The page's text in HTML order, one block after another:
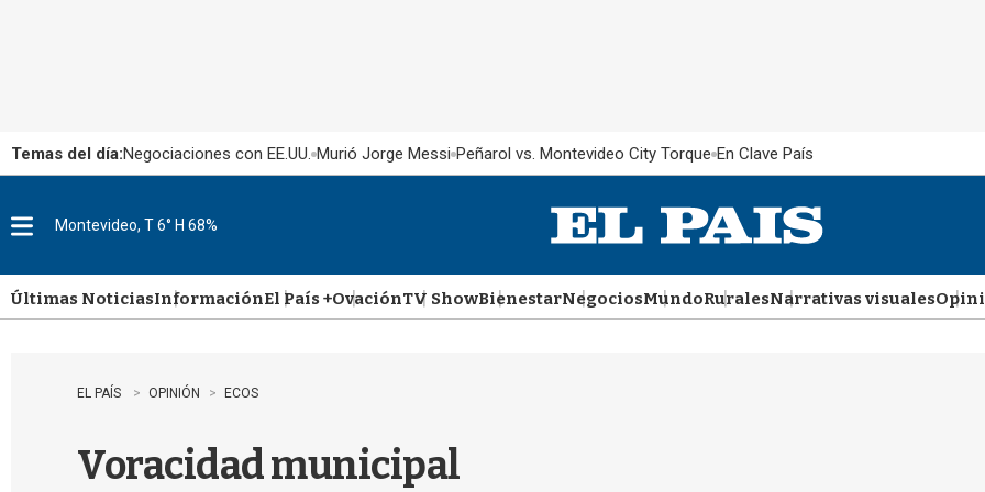
Temas del día:Negociaciones con EE.UU. Murió Jorge Messi Peñarol vs. Montevideo City Torque En Clave País
u
Montevideo, T 6° H 68%
Últimas NoticiasInformaciónEl País +OvaciónTV ShowBienestarNegociosMundoRuralesNarrativas visuales
EL PAÍS OPINIÓN ECOS
Voracidad municipal